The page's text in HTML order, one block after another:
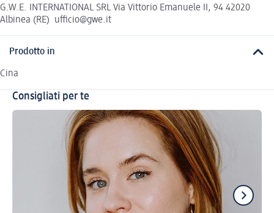
G.W.E. INTERNATIONAL SRL Via Vittorio Emanuele II, 94 42020
Albinea (RE) ufficio@gwe.it
Prodotto in
Cina
Consigliati per te